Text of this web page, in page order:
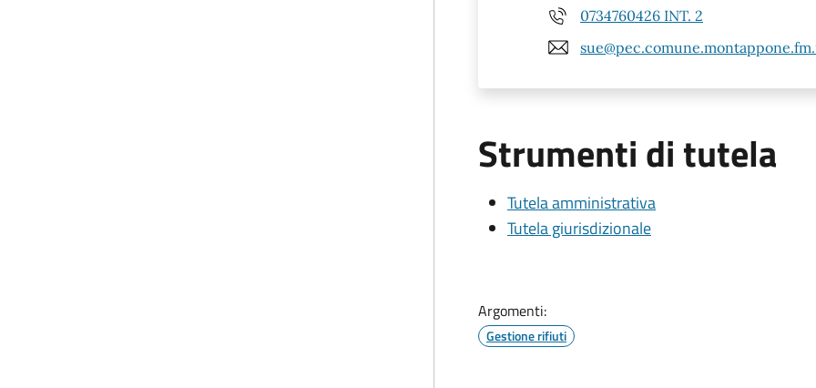
0734760426 INT. 2
Strumenti di tutela
Tutela amministrativa
Tutela giurisdizionale
Argomenti:
Gestione rifiuti